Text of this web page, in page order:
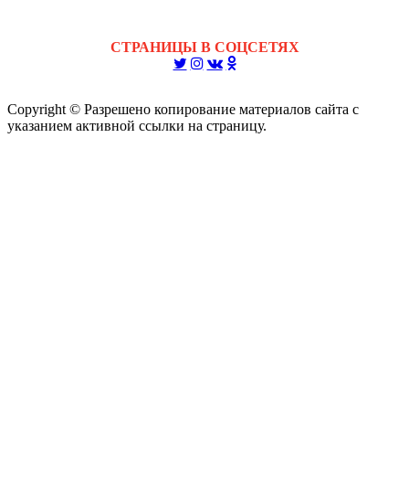
СТРАНИЦЫ В СОЦСЕТЯХ
Copyright © Разрешено копирование материалов сайта с
указанием активной ссылки на страницу.